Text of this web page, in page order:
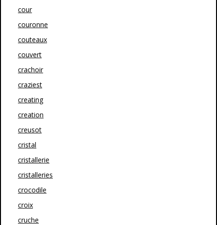
cour
couronne
couteaux
couvert
crachoir
craziest
creating
creation
creusot
cristal
cristallerie
cristalleries
crocodile
croix
cruche